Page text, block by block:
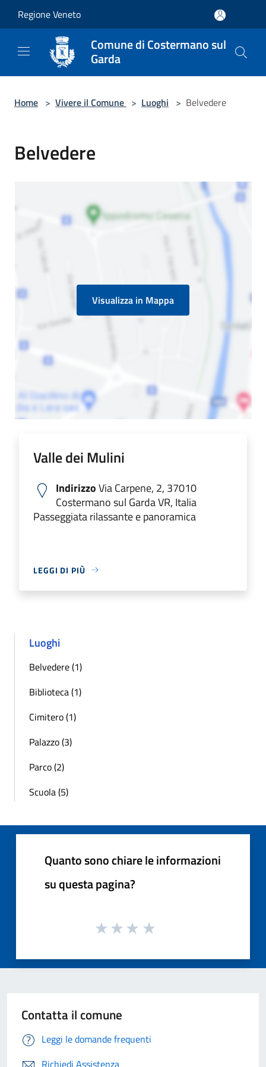
Regione Veneto
Comune di Costermano sul
Garda
Home > Vivere il Comune > Luoghi > Belvedere
Belvedere
Visualizza in Mappa
Valle dei Mulini
IndirizzoVia Carpene, 2, 37010
Costermano sul Garda VR, Italia
Passeggiata rilassante e panoramica
LEGGI DI PIÙ
Luoghi
Belvedere (1)
Biblioteca (1)
Cimitero (1)
Palazzo (3)
Parco (2)
Scuola (5)
Quanto sono chiare le informazioni
su questa pagina?
Contatta il comune
Leggi le domande frequenti